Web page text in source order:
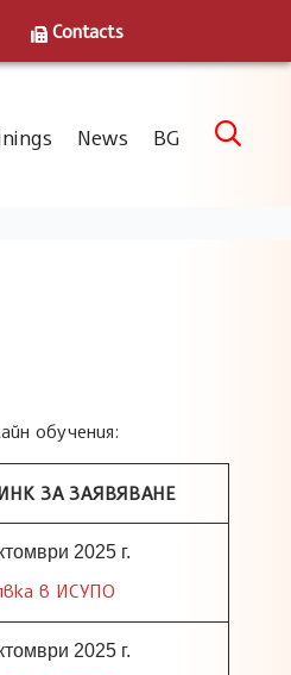
Contacts
Skip
News BG 
обучения:
ЗА ЗАЯВЯВАНЕ
2025 г.
в ИСУПО
2025 г.